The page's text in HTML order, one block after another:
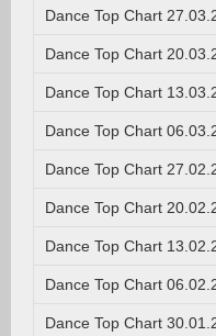
Dance Top Chart
Dance Top Chart
Dance Top Chart
Dance Top Chart
Dance Top Chart
Dance Top Chart
Dance Top Chart
Dance Top Chart
Dance Top Chart